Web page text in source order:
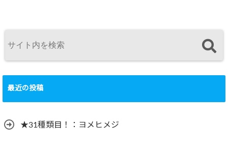
最近の投稿
★31種類目！：ヨメヒメジ